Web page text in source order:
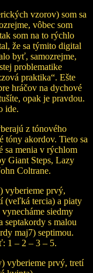
vzorov) som sa
vôbec som
som na to rýchlo
že sa týmito digital
byť, samozrejme,
problematike
praktika“. Ešte
hráčov na dychové
opak je pravdou.
ide.
z tónového
tóny akordov. Tieto sa
sa menia v rýchlom
Giant Steps, Lazy
Coltrane.
vyberieme prvý,
(veľká tercia) a piaty
siedmy
septakordy s malou
maj7) septimou.
1 – 2 – 3 – 5.
vyberieme prvý, tretí